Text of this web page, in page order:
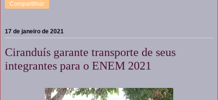
Compartilhar
17 de janeiro de 2021
Ciranduís garante transporte de seus
integrantes para o ENEM 2021